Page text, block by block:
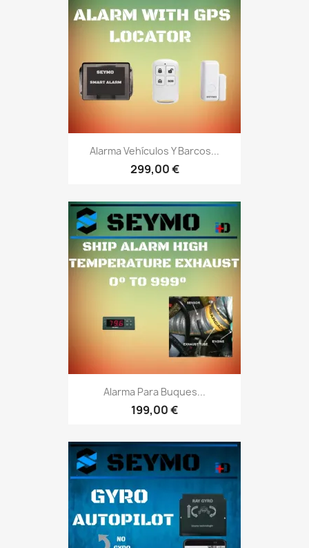
Alarma Vehículos Y Barcos...
299,00 €
Alarma Para Buques...
199,00 €